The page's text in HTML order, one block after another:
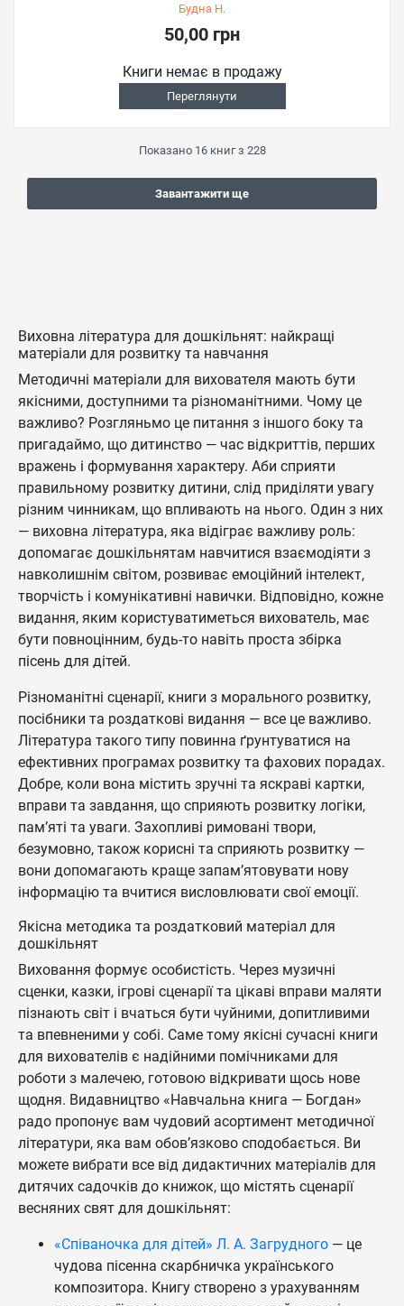
Будна Н.
50,00 грн
Книги немає в продажу
Переглянути
Показано 16книг з 228
Завантажити ще
Виховна література для дошкільнят: найкращі
матеріали для розвитку та навчання
Методичні матеріали для вихователя мають бути
якісними, доступними та різноманітними. Чому це
важливо? Розгляньмо це питання з іншого боку та
пригадаймо, що дитинство — час відкриттів, перших
вражень і формування характеру. Аби сприяти
правильному розвитку дитини, слід приділяти увагу
різним чинникам, що впливають на нього. Один з них
— виховна література, яка відіграє важливу роль:
допомагає дошкільнятам навчитися взаємодіяти з
навколишнім світом, розвиває емоційний інтелект,
творчість і комунікативні навички. Відповідно, кожне
видання, яким користуватиметься вихователь, має
бути повноцінним, будь-то навіть проста збірка
пісень для дітей.
Різноманітні сценарії, книги з морального розвитку,
посібники та роздаткові видання — все це важливо.
Література такого типу повинна ґрунтуватися на
ефективних програмах розвитку та фахових порадах.
Добре, коли вона містить зручні та яскраві картки,
вправи та завдання, що сприяють розвитку логіки,
пам’яті та уваги. Захопливі римовані твори,
безумовно, також корисні та сприяють розвитку —
вони допомагають краще запам’ятовувати нову
інформацію та вчитися висловлювати свої емоції.
Якісна методика та роздатковий матеріал для
дошкільнят
Виховання формує особистість. Через музичні
сценки, казки, ігрові сценарії та цікаві вправи маляти
пізнають світ і вчаться бути чуйними, допитливими
та впевненими у собі. Саме тому якісні сучасні книги
для вихователів є надійними помічниками для
роботи з малечею, готовою відкривати щось нове
щодня. Видавництво «Навчальна книга — Богдан»
радо пропонує вам чудовий асортимент методичної
літератури, яка вам обов’язково сподобається. Ви
можете вибрати все від дидактичних матеріалів для
дитячих садочків до книжок, що містять сценарії
весняних свят для дошкільнят:
«Співаночка для дітей» Л. А. Загрудного — це
чудова пісенна скарбничка українського
композитора. Книгу створено з урахуванням